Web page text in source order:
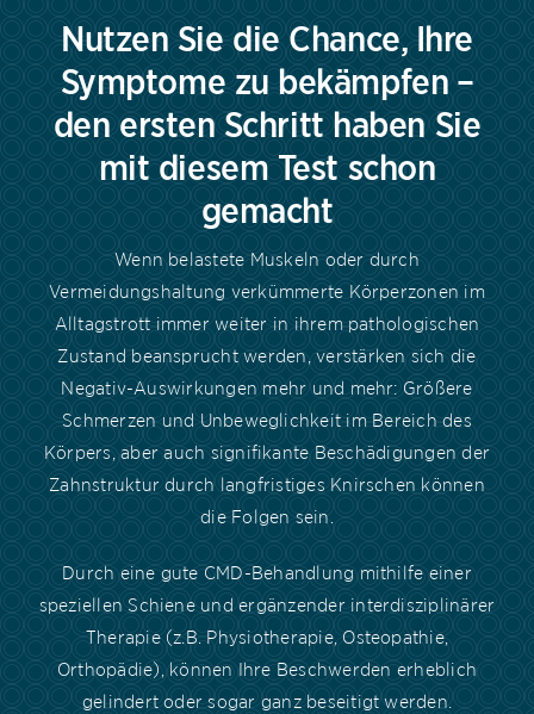
Nutzen Sie die Chance, Ihre
Symptome zu bekämpfen –
den ersten Schritt haben Sie
mit diesem Test schon
gemacht
Wenn belastete Muskeln oder durch
Vermeidungshaltung verkümmerte Körperzonen im
Alltagstrott immer weiter in ihrem pathologischen
Zustand beansprucht werden, verstärken sich die
Negativ-Auswirkungen mehr und mehr: Größere
Schmerzen und Unbeweglichkeit im Bereich des
Körpers, aber auch signifikante Beschädigungen der
Zahnstruktur durch langfristiges Knirschen können
die Folgen sein.
Durch eine gute CMD-Behandlung mithilfe einer
speziellen Schiene und ergänzender interdisziplinärer
Therapie (z.B. Physiotherapie, Osteopathie,
Orthopädie), können Ihre Beschwerden erheblich
gelindert oder sogar ganz beseitigt werden.